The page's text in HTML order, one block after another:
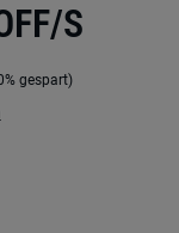
S
gespart)